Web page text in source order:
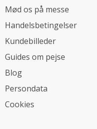
Mød os på messe
Handelsbetingelser
Kundebilleder
Guides om pejse
Blog
Persondata
Cookies